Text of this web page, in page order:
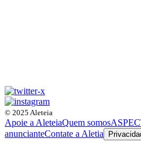
© 2025 Aleteia
Apoie a AleteiaQuem somos
anuncianteContate a Aletia